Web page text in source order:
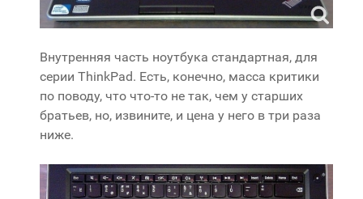
Внутренняя часть ноутбука стандартная, для
серии ThinkPad. Есть, конечно, масса критики
по поводу, что что-то не так, чем у старших
братьев, но, извините, и цена у него в три раза
ниже.